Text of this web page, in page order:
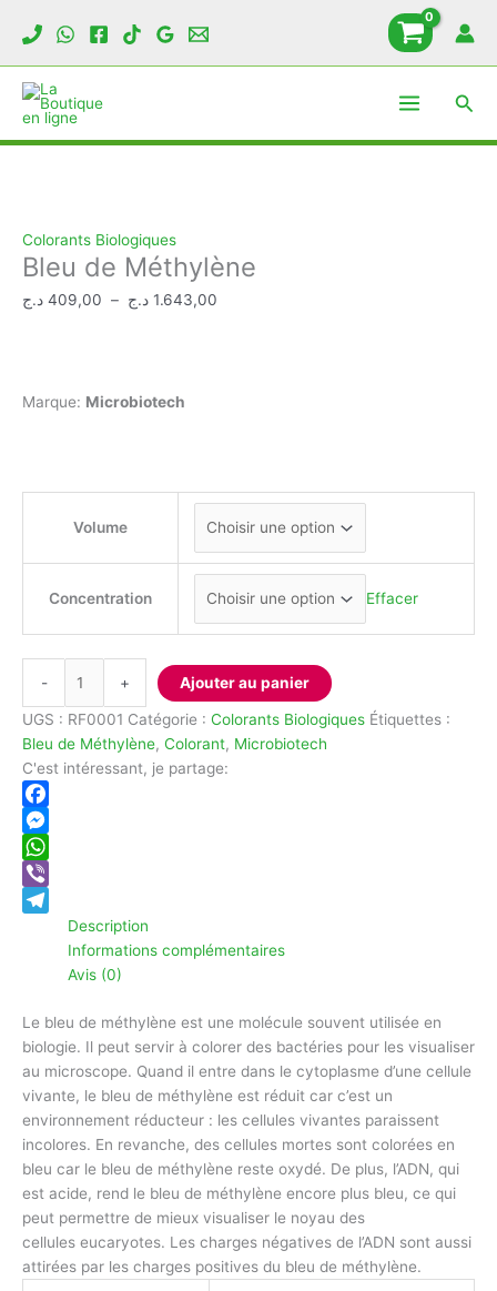
Colorants Biologiques
Bleu de Méthylène
409,00 د.ج – 1.643,00 د.ج
Marque: Microbiotech
Volume
Concentration Effacer
-
Bleu
de
Méthylène
+ Ajouter au panier
UGS : RF0001 Catégorie : Colorants Biologiques Étiquettes :
Bleu de Méthylène, Colorant, Microbiotech
C'est intéressant, je partage:
Facebook
Messenger
WhatsApp
Viber
TelegramDescription
Informations complémentaires
Avis (0)
Le bleu de méthylène est une molécule souvent utilisée en
biologie. Il peut servir à colorer des bactéries pour les visualiser
au microscope. Quand il entre dans le cytoplasme d’une cellule
vivante, le bleu de méthylène est réduit car c’est un
environnement réducteur : les cellules vivantes paraissent
incolores. En revanche, des cellules mortes sont colorées en
bleu car le bleu de méthylène reste oxydé. De plus, l’ADN, qui
est acide, rend le bleu de méthylène encore plus bleu, ce qui
peut permettre de mieux visualiser le noyau des
cellules eucaryotes. Les charges négatives de l’ADN sont aussi
attirées par les charges positives du bleu de méthylène.